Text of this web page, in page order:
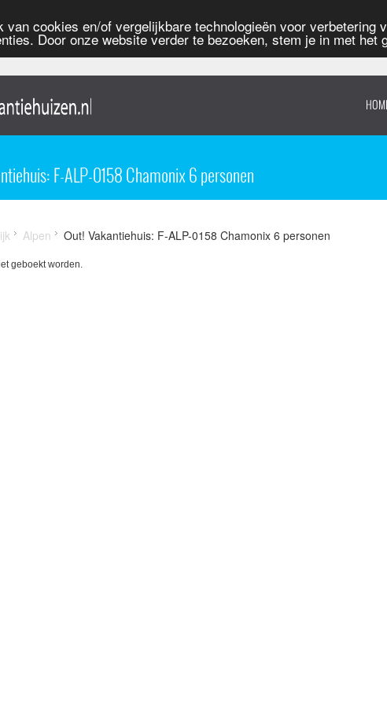
van cookies en/of vergelijkbare technologieën voor
Door onze website verder te bezoeken, stem je in met het
F-ALP-0158 Chamonix 6 personen
Alpen Out! Vakantiehuis: F-ALP-0158 Chamonix 6 personen
geboekt worden.